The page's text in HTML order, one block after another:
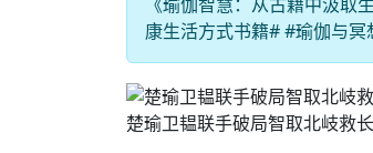
康生活方式书籍# #瑜伽与冥
楚瑜卫韫联手破局智取北岐救